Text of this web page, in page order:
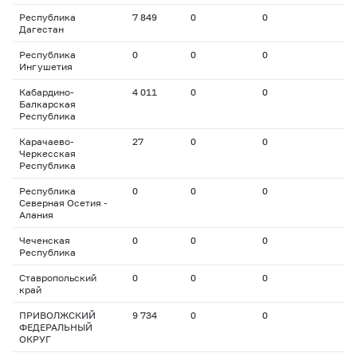
Республика
Дагестан
7 849 0 0
Республика
Ингушетия
0 0 0
Кабардино-
Балкарская
Республика
4 011 0 0
Карачаево-
Черкесская
Республика
27 0 0
Республика
Северная Осетия -
Алания
0 0 0
Чеченская
Республика
0 0 0
Ставропольский
край
0 0 0
ПРИВОЛЖСКИЙ
ФЕДЕРАЛЬНЫЙ
ОКРУГ
9 734 0 0